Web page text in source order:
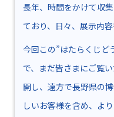
長年、時間をかけて収
ており、日々、展示内
今回この”はたらくじど
で、まだ皆さまにご覧
開し、遠方で長野県の
しいお客様を含め、よ